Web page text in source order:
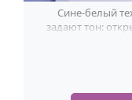
Сине-белый
задают тон: